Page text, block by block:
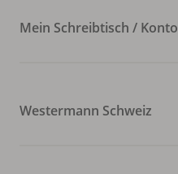
Mein Schreibtisch / Konto
Westermann Schweiz